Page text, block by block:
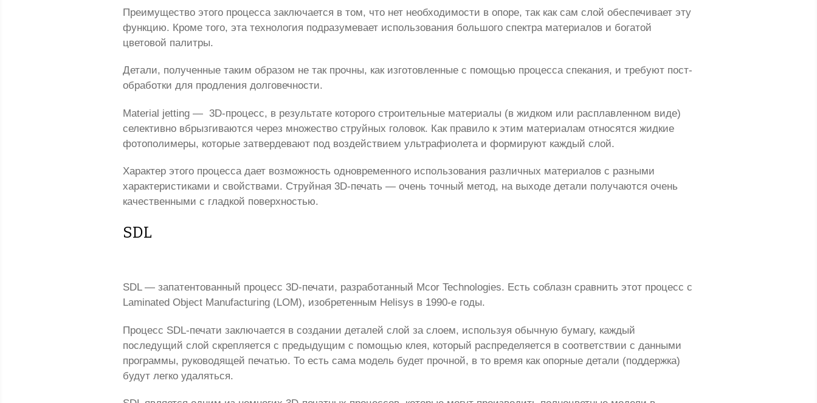
Преимущество этого процесса заключается в том, что нет необходимости в опоре, так как сам слой обеспечивает эту
функцию. Кроме того, эта технология подразумевает использования большого спектра материалов и богатой
цветовой палитры.
Детали, полученные таким образом не так прочны, как изготовленные с помощью процесса спекания, и требуют пост-
обработки для продления долговечности.
Material jetting — 3D-процесс, в результате которого строительные материалы (в жидком или расплавленном виде)
селективно вбрызгиваются через множество струйных головок. Как правило к этим материалам относятся жидкие
фотополимеры, которые затвердевают под воздействием ультрафиолета и формируют каждый слой.
Характер этого процесса дает возможность одновременного использования различных материалов с разными
характеристиками и свойствами. Струйная 3D-печать — очень точный метод, на выходе детали получаются очень
качественными с гладкой поверхностью.
SDL
SDL — запатентованный процесс 3D-печати, разработанный Mcor Technologies. Есть соблазн сравнить этот процесс с
Laminated Object Manufacturing (LOM), изобретенным Helisys в 1990-е годы.
Процесс SDL-печати заключается в создании деталей слой за слоем, используя обычную бумагу, каждый
последущий слой скрепляется с предыдущим с помощью клея, который распределяется в соответствии с данными
программы, руководящей печатью. То есть сама модель будет прочной, в то время как опорные детали (поддержка)
будут легко удаляться.